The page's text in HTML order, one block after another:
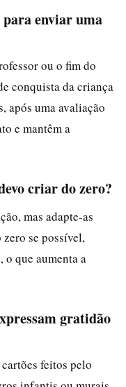
enviar uma
ou o fim do
conquista da criança
após uma avaliação
e mantêm a
criar do zero?
mas adapte-as
se possível,
o que aumenta a
gratidão
feitos pelo